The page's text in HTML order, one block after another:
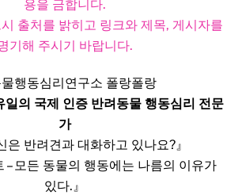
용을 금합니다.
출처를 밝히고 링크와 제목, 게시자를
기해 주시기 바랍니다.​
행동심리연구소 폴랑폴랑
일의 국제 인증 반려동물 행동심리 전문
가
은 반려견과 대화하고 있나요?』
– 모든 동물의 행동에는 나름의 이유가
있다.』